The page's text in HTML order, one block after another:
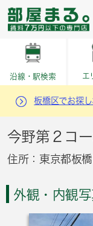
沿線・駅検索 エ
板橋区でお探
今野第２コ
住所：東京都板
外観・内観